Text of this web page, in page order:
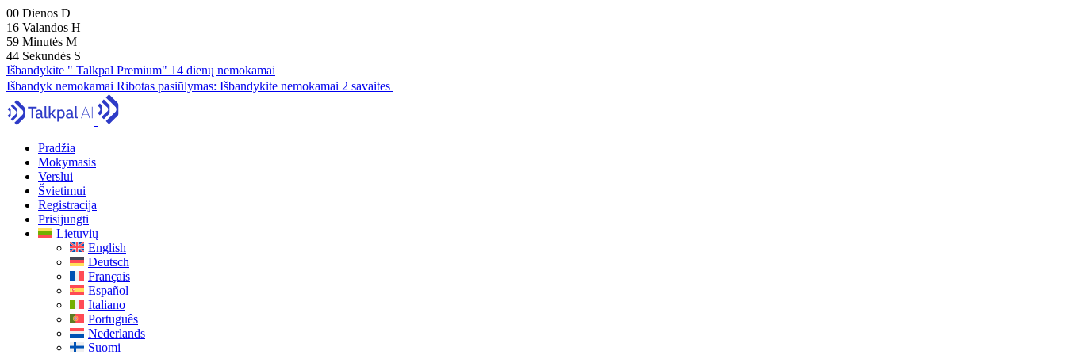
00 Dienos D
16 Valandos H
59 Minutės M
43 Sekundės S
Išbandykite " Talkpal Premium" 14 dienų nemokamai
Išbandyk nemokamai Ribotas pasiūlymas: Išbandykite nemokamai 2 savaites
Pradžia
Mokymasis
Verslui
Švietimui
Registracija
Prisijungti
Lietuvių
English
Deutsch
Français
Español
Italiano
Português
Nederlands
Suomi